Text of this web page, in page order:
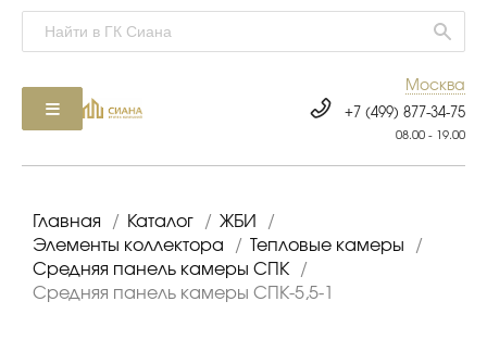
Москва
+7 (499) 877-34-75
08.00 - 19.00
Главная / Каталог / ЖБИ
/
Элементы коллектора
/ Тепловые камеры
/
Средняя панель камеры СПК
/
Средняя панель камеры СПК-5,5-1